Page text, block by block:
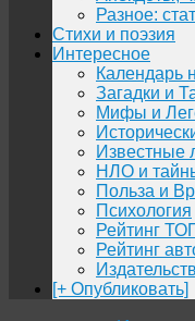
Разное:
Стихи и поэзия
Интересное
Календарь
Загадки и
Мифы и
Известные
НЛО и
Польза и
Психология
Рейтинг
Рейтинг
[+ Опубликовать]